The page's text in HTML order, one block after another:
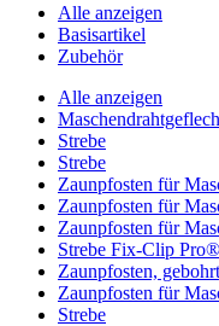
Alle anzeigen
Basisartikel
Zubehör
Alle anzeigen
Strebe
Strebe
Zaunpfosten für
Zaunpfosten für
Zaunpfosten für
Strebe Fix-Clip Pro®
Zaunpfosten,
Zaunpfosten für
Strebe